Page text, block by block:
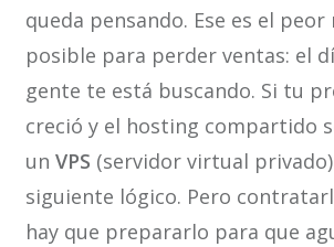
queda pensando. Ese es el
posible para perder ventas: el
gente te está buscando. Si tu
creció y el hosting compartido
un VPS (servidor virtual
siguiente lógico. Pero
hay que prepararlo para que